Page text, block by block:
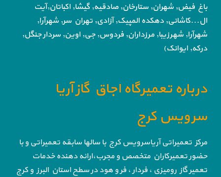
باغ فیض, شهران, ستارخان, صادقیه, گیشا, اکباتان,آیت
ال...کاشانی, دهکده المپیک, آزادی, تهران سر, شهرآرا,
شهرآرا, شهرزیبا, مرزداران, فردوس, جی, اوین, سردار جنگل,
درکه, ایوانک)
درباره تعمیرگاه اجاق گاز آریا
سرویس کرج
مرکز تعمیراتی آریاسرویس کرج با سالها سابقه تعمیراتی و با
حضور تعمیرکاران متخصص و مجرب،ارائه دهنده خدمات
تعمیر گاز رومیزی ، فردار ، فر و هود در سطح استان البرز و کرج